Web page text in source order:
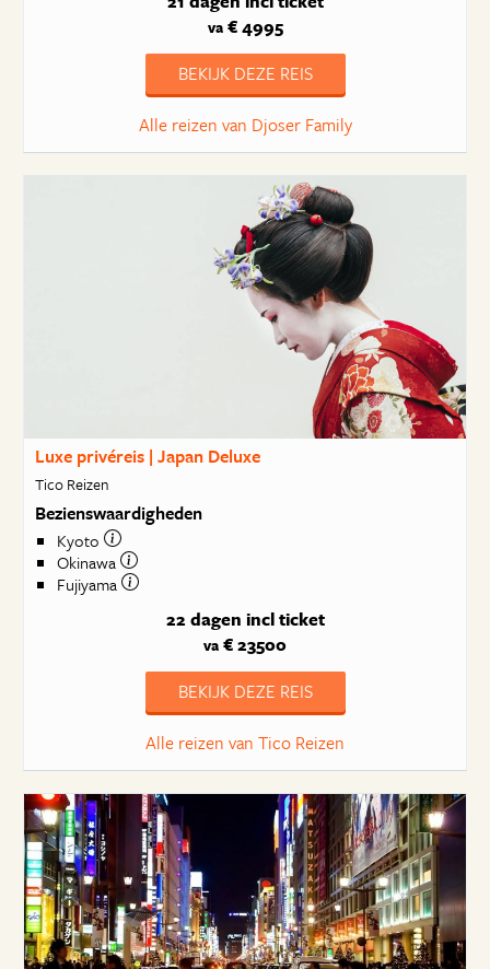
va€ 4995
BEKIJK DEZE REIS
Alle reizen van Djoser Family
Luxe privéreis | Japan Deluxe
Tico Reizen
Bezienswaardigheden
Kyoto
Okinawa
Fujiyama
22 dagen incl ticket
va € 23500
BEKIJK DEZE REIS
Alle reizen van Tico Reizen